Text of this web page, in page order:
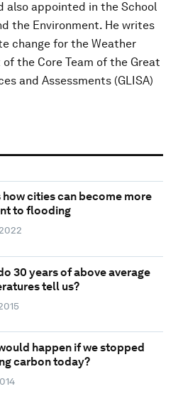
also appointed in the School
the Environment. He writes
change for the Weather
the Core Team of the Great
and Assessments (GLISA)
how cities can become more
to flooding
30 years of above average
tell us?
happen if we stopped
carbon today?